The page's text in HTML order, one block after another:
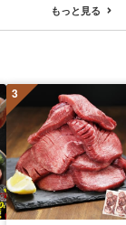
もっと見る
3